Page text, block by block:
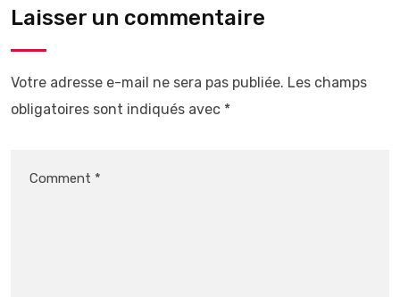
Laisser un commentaire
Votre adresse e-mail ne sera pas publiée. Les champs
obligatoires sont indiqués avec *